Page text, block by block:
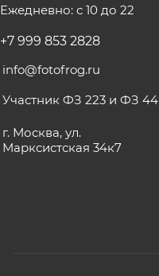
Ежедневно: с 10 до 22
+7 999 853 2828
info@fotofrog.ru
Участник ФЗ 223 и ФЗ 44
г. Москва, ул.
Марксистская 34к7